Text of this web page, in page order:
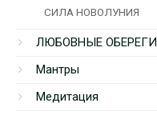
СИЛА НОВОЛУНИЯ
ЛЮБОВНЫЕ ОБЕРЕГИ
Мантры
Медитация